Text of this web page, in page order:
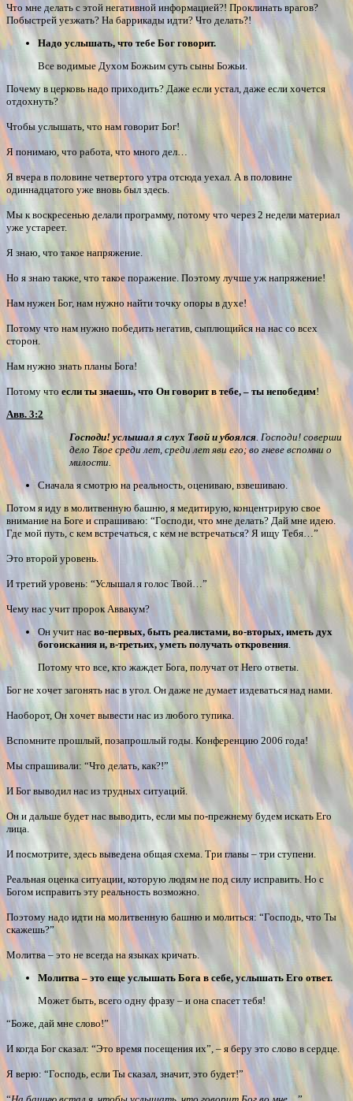
Что мне делать с этой негативной информацией?! Проклинать врагов?
Побыстрей уезжать? На баррикады идти? Что делать?!
Надо услышать, что тебе Бог говорит.
Все водимые Духом Божьим суть сыны Божьи.
Почему в церковь надо приходить? Даже если устал, даже если хочется
отдохнуть?
Чтобы услышать, что нам говорит Бог!
Я понимаю, что работа, что много дел…
Я вчера в половине четвертого утра отсюда уехал. А в половине
одиннадцатого уже вновь был здесь.
Мы к воскресенью делали программу, потому что через 2 недели материал
уже устареет.
Я знаю, что такое напряжение.
Но я знаю также, что такое поражение. Поэтому лучше уж напряжение!
Нам нужен Бог, нам нужно найти точку опоры в духе!
Потому что нам нужно победить негатив, сыплющийся на нас со всех
сторон.
Нам нужно знать планы Бога!
Потому что если ты знаешь, что Он говорит в тебе, – ты непобедим!
Авв. 3:2
Господи! услышал я слух Твой и убоялся . Господи! соверши
дело Твое среди лет, среди лет яви его; во гневе вспомни о
милости.
Сначала я смотрю на реальность, оцениваю, взвешиваю.
Потом я иду в молитвенную башню, я медитирую, концентрирую свое
внимание на Боге и спрашиваю: “Господи, что мне делать? Дай мне идею.
Где мой путь, с кем встречаться, с кем не встречаться? Я ищу Тебя…”
Это второй уровень.
И третий уровень: “Услышал я голос Твой…”
Чему нас учит пророк Аввакум?
Он учит нас во-первых, быть реалистами, во-вторых, иметь дух
богоискания и, в-третьих, уметь получать откровения
Потому что все, кто жаждет Бога, получат от Него ответы.
Бог не хочет загонять нас в угол. Он даже не думает издеваться над нами.
Наоборот, Он хочет вывести нас из любого тупика.
Вспомните прошлый, позапрошлый годы. Конференцию 2006 года!
Мы спрашивали: “Что делать, как?!”
И Бог выводил нас из трудных ситуаций.
Он и дальше будет нас выводить, если мы по-прежнему будем искать Его
лица.
И посмотрите, здесь выведена общая схема. Три главы – три ступени.
Реальная оценка ситуации, которую людям не под силу исправить. Но с
Богом исправить эту реальность возможно.
Поэтому надо идти на молитвенную башню и молиться: “Господь, что Ты
скажешь?”
Молитва – это не всегда на языках кричать.
Молитва – это еще услышать Бога в себе, услышать Его ответ.
Может быть, всего одну фразу – и она спасет тебя!
“Боже, дай мне слово!”
И когда Бог сказал: “Это время посещения их”, – я беру это слово в сердце.
Я верю: “Господь, если Ты сказал, значит, это будет!”